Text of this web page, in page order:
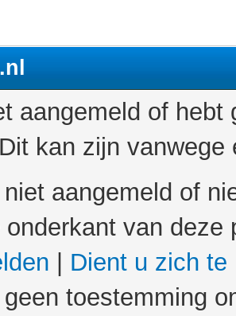
aangemeld of
kan zijn
aangemeld of
onderkant van
Dient u zich te
toestemming